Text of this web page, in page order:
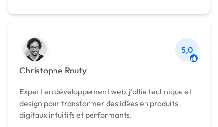
Christophe Routy
5,0
Expert en développement web, j’allie technique et
design pour transformer des idées en produits
digitaux intuitifs et performants.